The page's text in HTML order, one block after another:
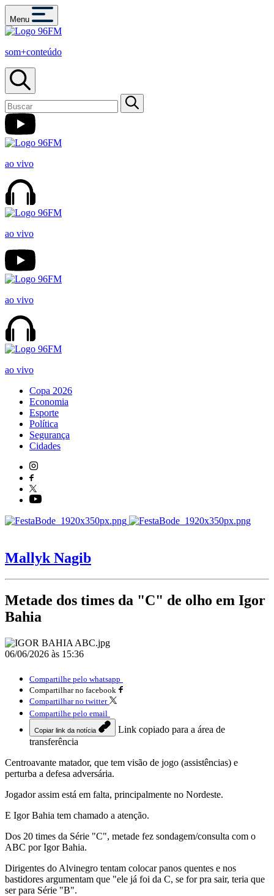
Menu
som+conteúdo
ao vivo
ao vivo
ao vivo
ao vivo
Copa 2026
Economia
Esporte
Política
Segurança
Cidades
Mallyk Nagib
Metade dos times da "C" de olho em Igor
Bahia
06/06/2026 às 15:36
Compartilhe pelo whatsapp
Compartilhar no facebook
Compartilhar no twitter
Compartilhe pelo email
Copiar link da notícia
Link copiado para a área de
transferência
Centroavante matador, que tem visão de jogo (assistências) e
perturba a defesa adversária.
Jogador assim está em falta, principalmente no Nordeste.
E Igor Bahia tem chamado a atenção.
Dos 20 times da Série "C", metade fez sondagem/consulta com o
ABC por Igor Bahia.
Dirigentes do Alvinegro tentam colocar panos quentes e nos
bastidores argumentam que "ele já foi da C, se for pra sair, teria que
ser para Série "B".